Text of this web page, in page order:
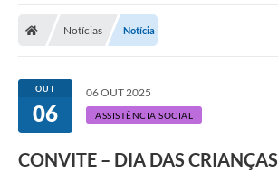
Notícias Notícia
OUT
06
06 OUT 2025
ASSISTÊNCIA SOCIAL
CONVITE – DIA DAS CRIANÇAS